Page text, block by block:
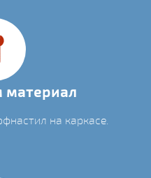
материал
на каркасе.